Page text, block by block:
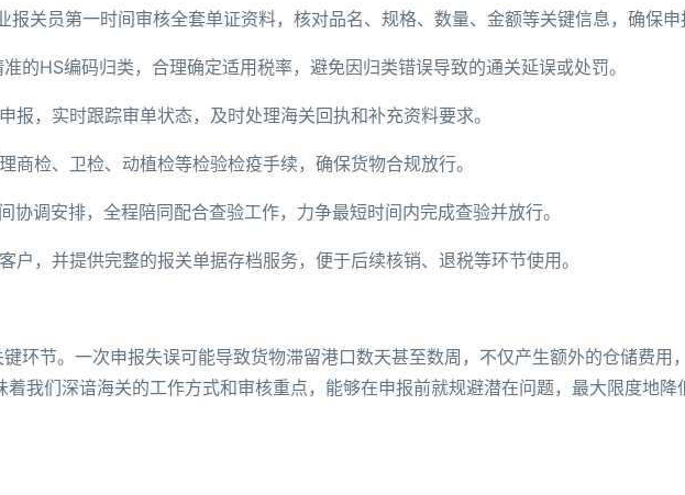
关员第一时间审核全套单证资料，核对品名、规格、数量、金额等关键信息，确保申
的HS编码归类，合理确定适用税率，避免因归类错误导致的通关延误或处罚。
报，实时跟踪审单状态，及时处理海关回执和补充资料要求。
商检、卫检、动植检等检验检疫手续，确保货物合规放行。
协调安排，全程陪同配合查验工作，力争最短时间内完成查验并放行。
户，并提供完整的报关单据存档服务，便于后续核销、退税等环节使用。
环节。一次申报失误可能导致货物滞留港口数天甚至数周，不仅产生额外的仓储费用
我们深谙海关的工作方式和审核重点，能够在申报前就规避潜在问题，最大限度地